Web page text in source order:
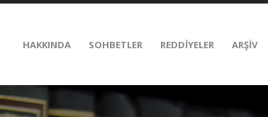
HAKKINDA SOHBETLER REDDİYELER ARŞİV